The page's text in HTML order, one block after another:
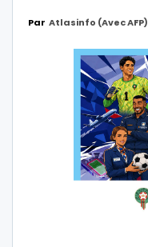
Par Atlasinfo (avec AFP)